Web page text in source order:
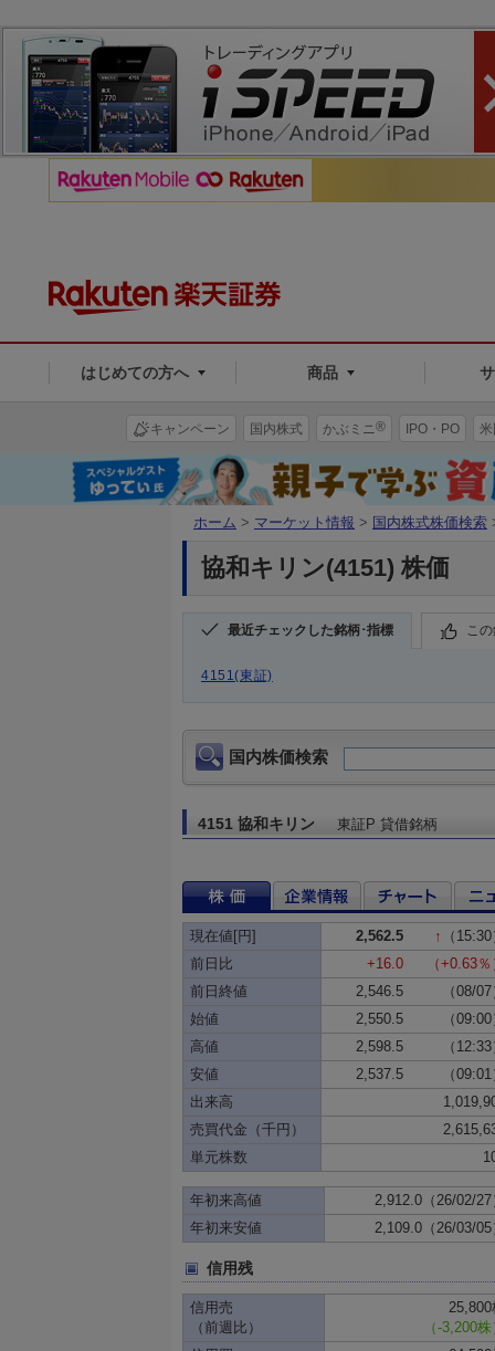
はじめての方へ 商品
キャンペーン 国内株式 かぶミニ ® IPO・PO
ホーム > マーケット情報 > 国内株式株価検索
協和キリン(4151) 株価
最近チェックした銘柄･指標 こ
4151(東証)